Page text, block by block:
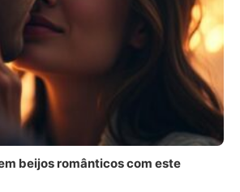
beijos românticos com este